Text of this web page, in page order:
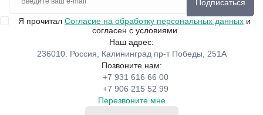
Подписаться
Я прочитал Согласие на обработку персональных данных и
согласен с условиями
Наш адрес:
236010. Россия, Калининград пр-т Победы, 251А
Позвоните нам:
+7 931 616 66 00
+7 906 215 52 99
Перезвоните мне